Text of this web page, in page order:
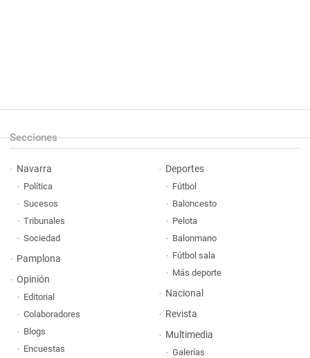
Secciones
Navarra
Política
Sucesos
Tribunales
Sociedad
Pamplona
Opinión
Editorial
Colaboradores
Blogs
Encuestas
Deportes
Fútbol
Baloncesto
Pelota
Balonmano
Fútbol sala
Más deporte
Nacional
Revista
Multimedia
Galerías